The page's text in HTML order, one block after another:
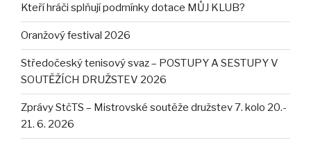
Kteří hráči splňují podmínky dotace MŮJ KLUB?
Oranžový festival 2026
Středočeský tenisový svaz – POSTUPY A SESTUPY V
SOUTĚŽÍCH DRUŽSTEV 2026
Zprávy StčTS – Mistrovské soutěže družstev 7. kolo 20.-
21. 6. 2026